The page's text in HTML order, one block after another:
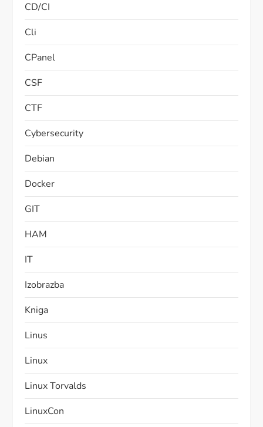
CD/CI
Cli
CPanel
CSF
CTF
Cybersecurity
Debian
Docker
GIT
HAM
IT
Izobrazba
Kniga
Linus
Linux
Linux Torvalds
LinuxCon